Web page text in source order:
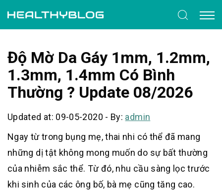
Độ Mờ Da Gáy 1mm, 1.2mm,
1.3mm, 1.4mm Có Bình
Thường ? Update 08/2026
Updated at: 09-05-2020 - By: admin
Ngay từ trong bụng mẹ, thai nhi có thể đã mang
những dị tật không mong muốn do sự bất thường
của nhiễm sắc thể. Từ đó, nhu cầu sàng lọc trước
khi sinh của các ông bố, bà mẹ cũng tăng cao.